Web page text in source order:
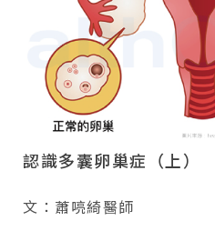
認識多囊卵巢症（上）
文：蕭喨綺醫師